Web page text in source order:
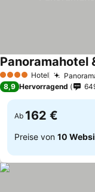
4 Sterne Hotel
Panoramahotel
8,9 Hervorragend
Ab 162 €
Preise von 10